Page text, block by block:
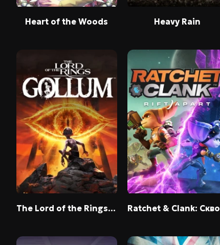
Heart of the Woods Heavy Rain
The Lord of the Rings: Gollum Ratchet & Clank: Сквозь миры